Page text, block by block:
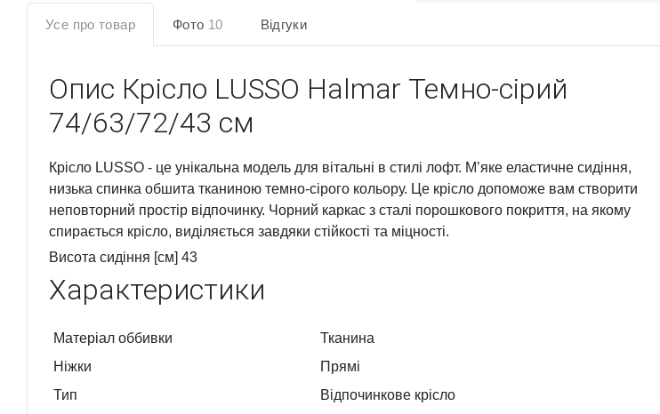
Усе про товар Фото 10 Відгуки
Опис Крісло LUSSO Halmar Темно-сірий
74/63/72/43 см
Крісло LUSSO - це унікальна модель для вітальні в стилі лофт. М’яке еластичне сидіння,
низька спинка обшита тканиною темно-сірого кольору. Це крісло допоможе вам створити
неповторний простір відпочинку. Чорний каркас з сталі порошкового покриття, на якому
спирається крісло, виділяється завдяки стійкості та міцності.
Висота сидіння [см] 43
Характеристики
Матеріал оббивки
Тканина
Ніжки
Прямі
Тип
Відпочинкове крісло